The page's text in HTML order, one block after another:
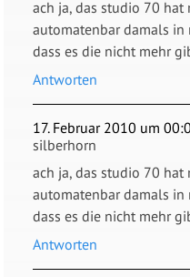
ach ja, das studio 70
automatenbar damals in
dass es die nicht mehr
Antworten
17. Februar 2010 um
silberhorn
ach ja, das studio 70
automatenbar damals in
dass es die nicht mehr
Antworten